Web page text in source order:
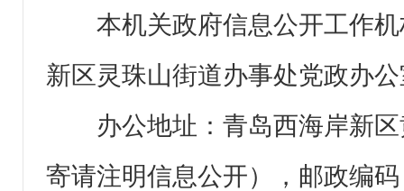
本机关政府信息公开工作
新区灵珠山街道办事处党政办
办公地址：青岛西海岸新
寄请注明信息公开），邮政编